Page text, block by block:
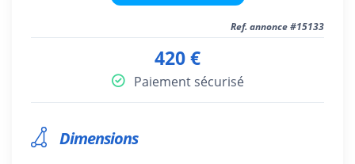
Ref. annonce #15133
420 €
Paiement sécurisé
Dimensions